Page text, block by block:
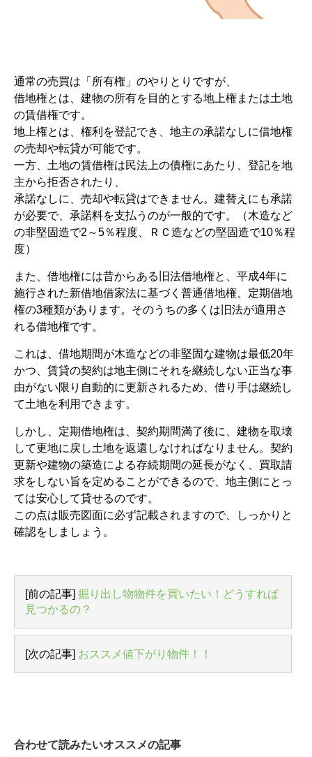
通常の売買は「所有権」のやりとりですが、
借地権とは、建物の所有を目的とする地上権または土地
の賃借権です。
地上権とは、権利を登記でき、地主の承諾なしに借地権
の売却や転貸が可能です。
一方、土地の賃借権は民法上の債権にあたり、登記を地
主から拒否されたり、
承諾なしに、売却や転貸はできません。建替えにも承諾
が必要で、承諾料を支払うのが一般的です。（木造など
の非堅固造で2～5％程度、ＲＣ造などの堅固造で10％程
度）
また、借地権には昔からある旧法借地権と、平成4年に
施行された新借地借家法に基づく普通借地権、定期借地
権の3種類があります。そのうちの多くは旧法が適用さ
れる借地権です。
これは、借地期間が木造などの非堅固な建物は最低20年
かつ、賃貸の契約は地主側にそれを継続しない正当な事
由がない限り自動的に更新されるため、借り手は継続し
て土地を利用できます。
しかし、定期借地権は、契約期間満了後に、建物を取壊
して更地に戻し土地を返還しなければなりません。契約
更新や建物の築造による存続期間の延長がなく、買取請
求をしない旨を定めることができるので、地主側にとっ
ては安心して貸せるのです。
この点は販売図面に必ず記載されますので、しっかりと
確認をしましょう。
[前の記事] 掘り出し物物件を買いたい！どうすれば
見つかるの？
[次の記事] おススメ値下がり物件！！
合わせて読みたいオススメの記事